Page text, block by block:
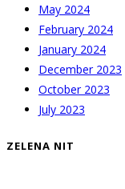
May 2024
February 2024
January 2024
December 2023
October 2023
July 2023
ZELENA NIT